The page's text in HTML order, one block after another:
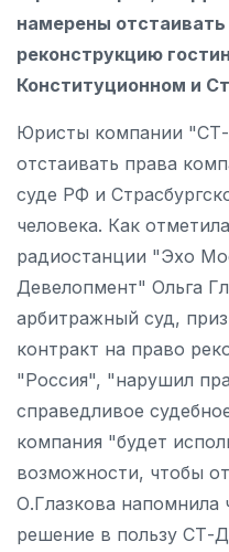
намерены
реконструкцию
Конституционном и
Юристы компании
отстаивать права
суде РФ и
человека. Как
радиостанции "Эхо
Девелопмент" Ольга
арбитражный суд,
контракт на право
"Россия", "нарушил
справедливое
компания "будет
возможности, чтобы
О.Глазкова напомнила
решение в пользу СТ-